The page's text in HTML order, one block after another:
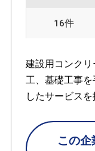
16件
建設用コンク
工、基礎工事
したサービスを
この